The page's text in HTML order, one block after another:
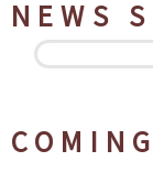
NEWS